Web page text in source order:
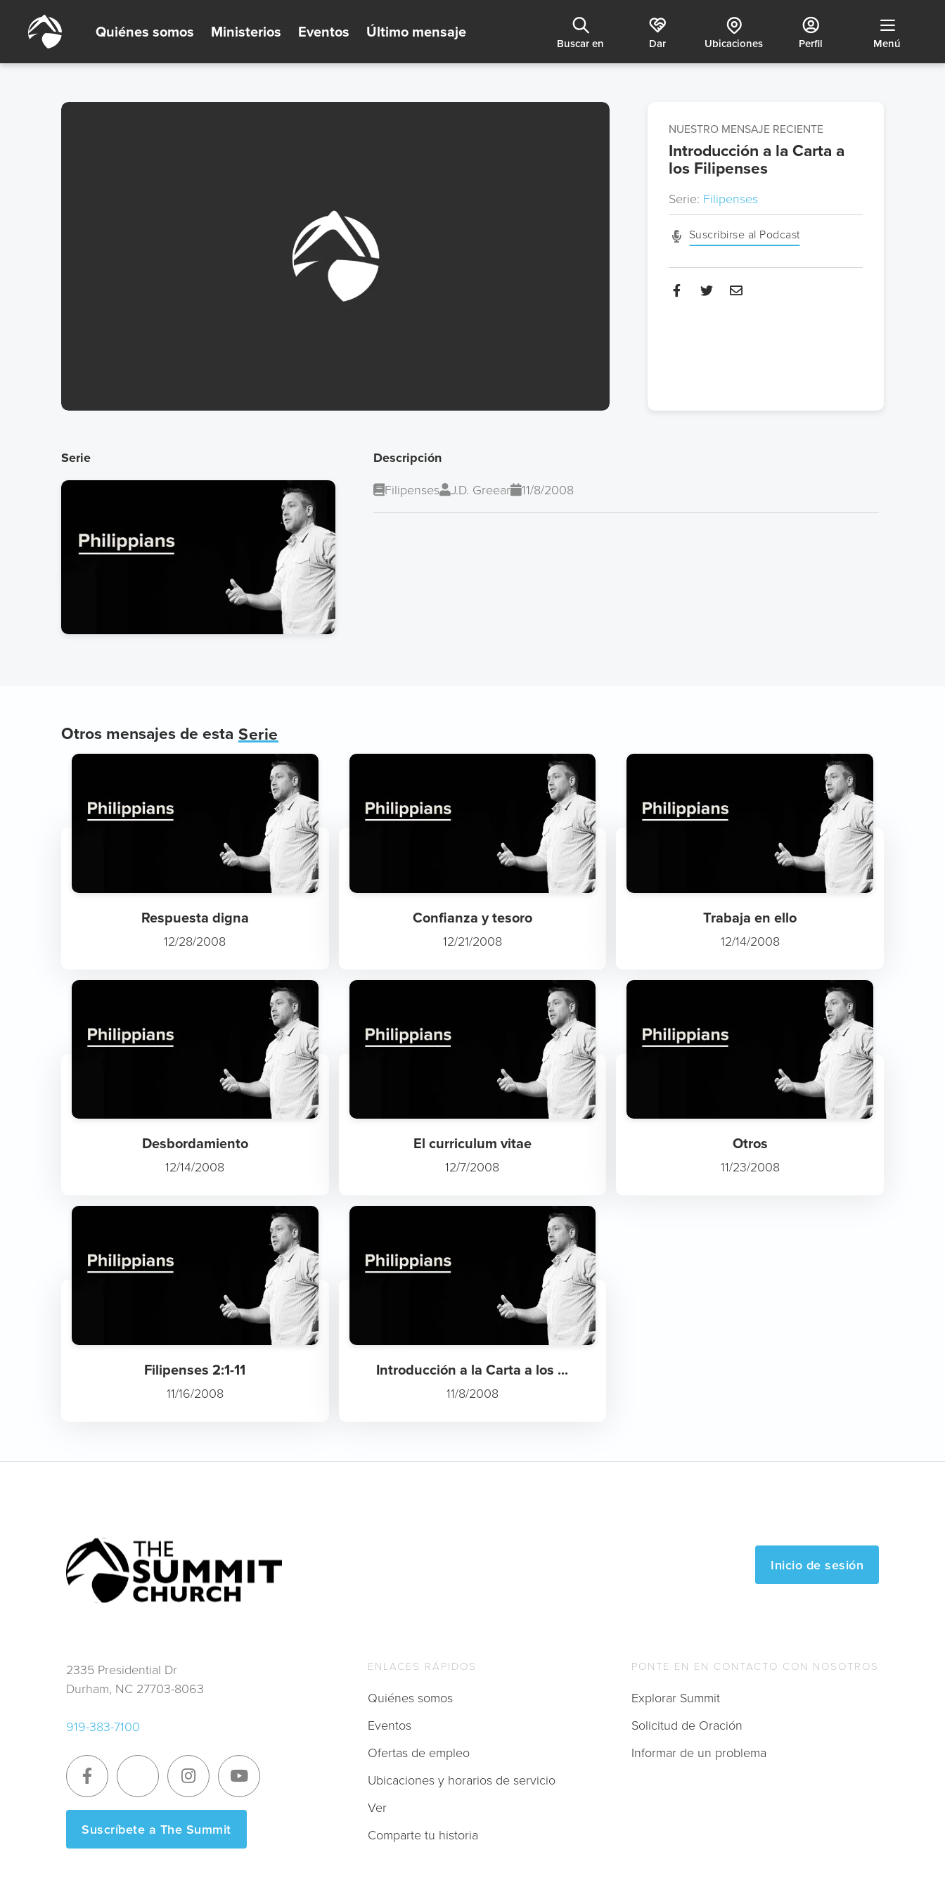
Quiénes somos Ministerios Eventos Último mensaje
Menú
Perfil
Ubicaciones
Dar
Buscar en
NUESTRO MENSAJE RECIENTE
Introducción a la Carta a
los Filipenses
Serie: Filipenses
Suscribirse al Podcast
Serie Descripción
Filipenses J.D. Greear 11/8/2008
Otros mensajes de esta Serie
Respuesta digna
12/28/2008
Confianza y tesoro
12/21/2008
Trabaja en ello
12/14/2008
Desbordamiento
12/14/2008
El curriculum vitae
12/7/2008
Otros
11/23/2008
Filipenses 2:1-11
11/16/2008
Introducción a la Carta a los ...
11/8/2008
Inicio de sesión
2335 Presidential Dr
Durham, NC 27703-8063
919-383-7100
Suscríbete a The Summit
ENLACES RÁPIDOS
Quiénes somos
Eventos
Ofertas de empleo
Ubicaciones y horarios de servicio
Ver
Comparte tu historia
PONTE EN EN CONTACTO CON NOSOTROS
Explorar Summit
Solicitud de Oración
Informar de un problema